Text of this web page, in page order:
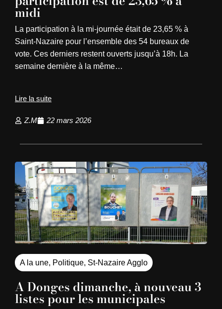
midi
La participation à la mi-journée était de 23,65 % à
Saint-Nazaire pour l’ensemble des 54 bureaux de
vote. Ces derniers restent ouverts jusqu’à 18h. La
semaine dernière à la même…
Lire la suite
Z.M 22 mars 2026
A la une, Politique, St-Nazaire Agglo
A Donges dimanche, à nouveau 3
listes pour les municipales